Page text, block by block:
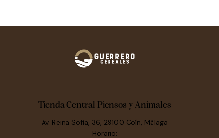
Tienda Central Piensos y Animales
Av. Reina Sofía, 36, 29100 Coín, Málaga
Horario: